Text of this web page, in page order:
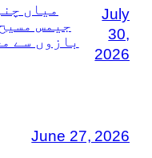
میاں
جیمس
بازوں سے
July
30,
2026
June 27, 2026